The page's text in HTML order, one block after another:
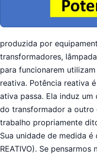
produzida por
transformadores,
para funcionarem
reativa. Potência reativa
ativa passa. Ela induz
do transformador a outro
trabalho propriamente
Sua unidade de medida é
REATIVO). Se